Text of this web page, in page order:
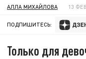
АЛЛА МИХАЙЛОВА 13
ПОДПИШИТЕСЬ:
Только для